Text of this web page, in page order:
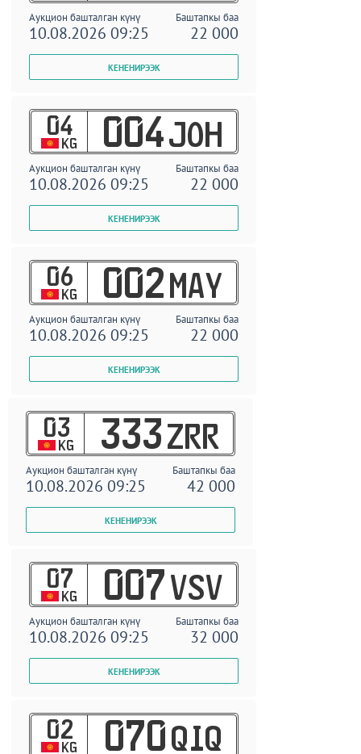
Аукцион башталган күнү Баштапкы баа
10.08.2026 09:25 22 000
04
KG 004 JOH
Аукцион башталган күнү Баштапкы баа
10.08.2026 09:25 22 000
06
KG 002 MAY
Аукцион башталган күнү Баштапкы баа
10.08.2026 09:25 22 000
03
KG 333 ZRR
Аукцион башталган күнү Баштапкы баа
10.08.2026 09:25 42 000
07
KG 007 VSV
Аукцион башталган күнү Баштапкы баа
10.08.2026 09:25 32 000
02
KG 070 QIQ